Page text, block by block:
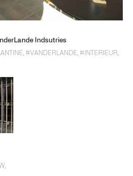
Indsutries
#VANDERLANDE #INTERIEUR